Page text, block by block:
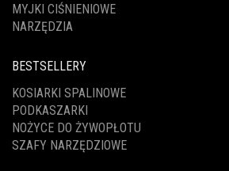
MYJKI CIŚNIENIOWE
NARZĘDZIA
BESTSELLERY
KOSIARKI SPALINOWE
PODKASZARKI
NOŻYCE DO ŻYWOPŁOTU
SZAFY NARZĘDZIOWE